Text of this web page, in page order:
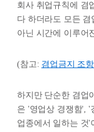
회사 취업규칙에 겸
다 하더라도 모든
아닌 시간에 이루어
(참고: 겸업금지 조
하지만 단순한 겸업
은 '영업상 경쟁함', '
업종에서 일하는 것'